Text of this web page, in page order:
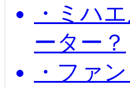
・ミハ
ーター？
・ファ